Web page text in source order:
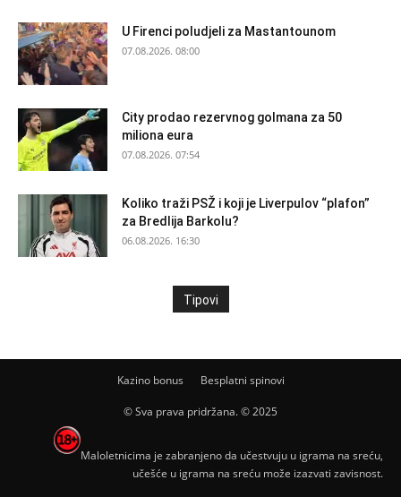
U Firenci poludjeli za Mastantounom
07.08.2026. 08:00
City prodao rezervnog golmana za 50
miliona eura
07.08.2026. 07:54
Koliko traži PSŽ i koji je Liverpulov “plafon”
za Bredlija Barkolu?
06.08.2026. 16:30
Tipovi
Kazino bonus Besplatni spinovi
© Sva prava pridržana. © 2025
Maloletnicima je zabranjeno da učestvuju u igrama na sreću,
učešće u igrama na sreću može izazvati zavisnost.